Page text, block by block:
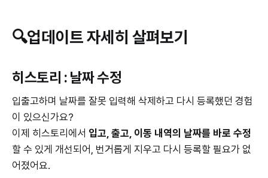
🔍업데이트 자세히 살펴보기
히스토리 : 날짜 수정
입출고하며 날짜를 잘못 입력해 삭제하고 다시 등록했던 경험
이 있으신가요?
이제 히스토리에서 입고, 출고, 이동 내역의 날짜를 바로 수정
할 수 있게 개선되어, 번거롭게 지우고 다시 등록할 필요가 없
어졌어요.